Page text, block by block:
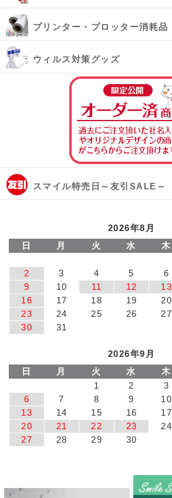
プリンター・プロッター消耗品
ウィルス対策グッズ
スマイル特売日～友引SALE～
2026年8月
日
月 火 水 木
2
3 4 5 6
9
10 11 12 13
16
17 18 19 20
23
24 25 26 27
30
31
2026年9月
日
月 火 水 木
1
2 3
6
7 8 9 10
13
14 15 16 17
20
21 22 23 24
27
28 29 30